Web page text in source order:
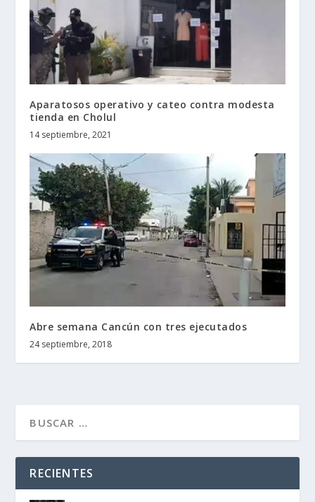
Aparatosos operativo y cateo contra modesta
tienda en Cholul
14 septiembre, 2021
Abre semana Cancún con tres ejecutados
24 septiembre, 2018
RECIENTES